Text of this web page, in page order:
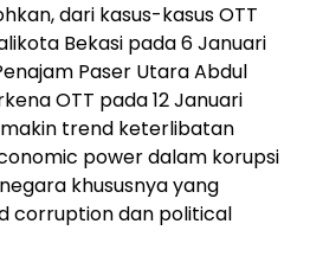
dari kasus-kasus OTT
Bekasi pada 6 Januari
Paser Utara Abdul
OTT pada 12 Januari
trend keterlibatan
power dalam korupsi
khususnya yang
corruption dan political